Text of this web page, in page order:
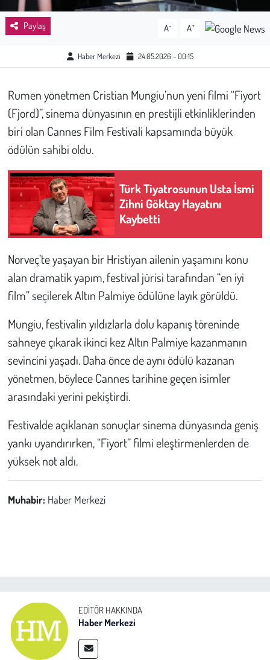
Paylaş A- A+
Haber Merkezi 24.05.2026 - 00:15
Rumen yönetmen Cristian Mungiu’nun yeni filmi “Fiyort
(Fjord)”, sinema dünyasının en prestijli etkinliklerinden
biri olan Cannes Film Festivali kapsamında büyük
ödülün sahibi oldu.
Türk Tiyatrosunun Usta İsmi
Zihni Göktay Hayatını
Kaybetti
Norveç’te yaşayan bir Hristiyan ailenin yaşamını konu
alan dramatik yapım, festival jürisi tarafından “en iyi
film” seçilerek Altın Palmiye ödülüne layık görüldü.
Mungiu, festivalin yıldızlarla dolu kapanış töreninde
sahneye çıkarak ikinci kez Altın Palmiye kazanmanın
sevincini yaşadı. Daha önce de aynı ödülü kazanan
yönetmen, böylece Cannes tarihine geçen isimler
arasındaki yerini pekiştirdi.
Festivalde açıklanan sonuçlar sinema dünyasında geniş
yankı uyandırırken, “Fiyort” filmi eleştirmenlerden de
yüksek not aldı.
Muhabir: Haber Merkezi
EDITÖR HAKKINDA
Haber Merkezi
Kültür Sanat
Bilim - Teknoloji
Hayvan Hakları
Çevre
Galeri
Günün İçinden
Vefat İlanları
Tarih
Hukuk
Tarım
Son Dakika
Kent
Eğlence